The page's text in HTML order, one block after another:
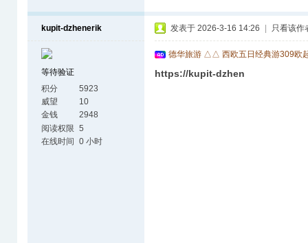
kupit-dzhenerik
等待验证
积分
5923
威望
10
金钱
2948
阅读权限 5
在线时间 0 小时
发表于 2026-3-16 14:26 只看该作
德华旅游 △△ 西欧五日经典游309欧
https://kupit-dzhen